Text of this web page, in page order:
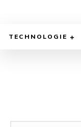
TECHNOLOGIE